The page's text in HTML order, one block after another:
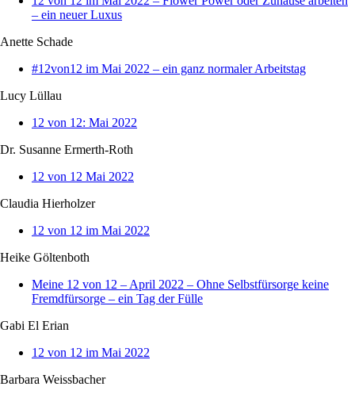
– ein neuer Luxus
Anette Schade
#12von12 im Mai 2022 – ein ganz normaler Arbeitstag
Lucy Lüllau
12 von 12: Mai 2022
Dr. Susanne Ermerth-Roth
12 von 12 Mai 2022
Claudia Hierholzer
12 von 12 im Mai 2022
Heike Göltenboth
Meine 12 von 12 – April 2022 – Ohne Selbstfürsorge keine
Fremdfürsorge – ein Tag der Fülle
Gabi El Erian
12 von 12 im Mai 2022
Barbara Weissbacher